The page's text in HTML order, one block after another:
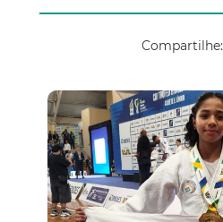
Compartilhe: